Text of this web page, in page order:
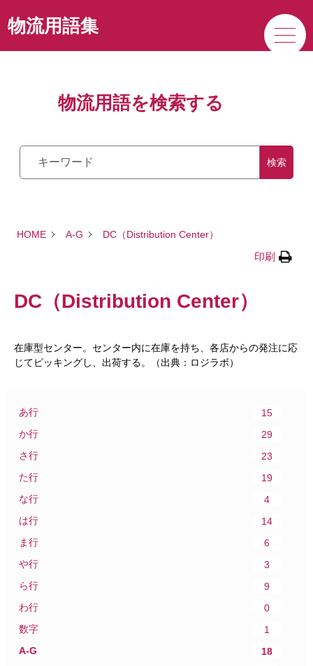
サービス
物流用語集
物流用語を検索する
検索
あ行
15
か行
29
さ行
23
た行
19
な行
4
は行
14
ま行
6
や行
3
ら行
9
わ行
0
数字
1
A-G
18
HOME A-G DC（Distribution Center）
印刷
DC（Distribution Center）
在庫型センター。センター内に在庫を持ち、各店からの発注に応
じてピッキングし、出荷する。（出典：ロジラボ）